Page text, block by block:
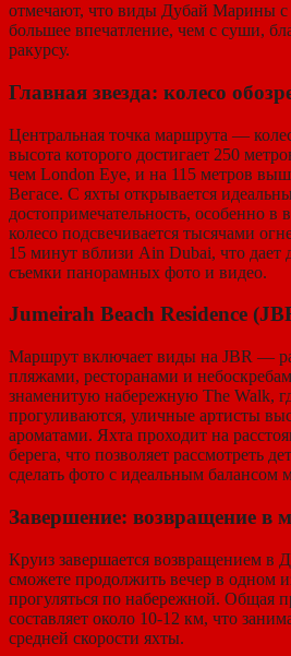
отмечают, что виды Дубай Марины с
большее впечатление, чем с суши,
ракурсу.
Главная звезда: колесо
Центральная точка маршрута —
высота которого достигает 250
чем London Eye, и на 115 метров
Вегасе. С яхты открывается
достопримечательность, особенно в
колесо подсвечивается тысячами
15 минут вблизи Ain Dubai, что дает
съемки панорамных фото и видео.
Jumeirah Beach Residence
Маршрут включает виды на JBR —
пляжами, ресторанами и
знаменитую набережную The Walk,
прогуливаются, уличные артисты
ароматами. Яхта проходит на
берега, что позволяет рассмотреть
сделать фото с идеальным балансом
Завершение: возвращение в
Круиз завершается возвращением в
сможете продолжить вечер в одном
прогуляться по набережной. Общая
составляет около 10-12 км, что
средней скорости яхты.